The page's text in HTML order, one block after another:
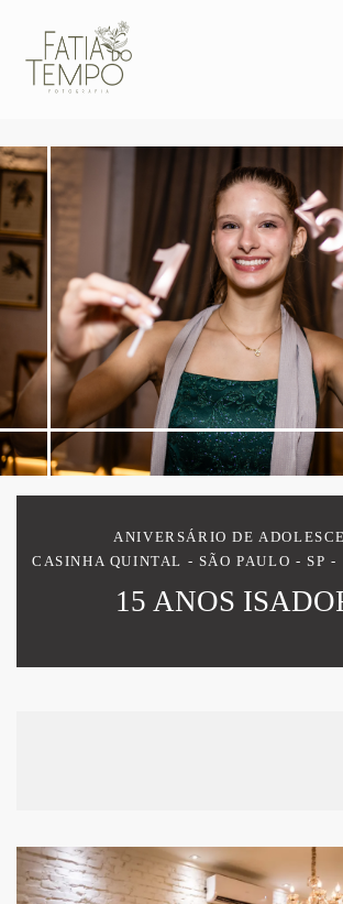
ANIVERSÁRIO DE
CASINHA QUINTAL - SÃO PAULO - SP
15 ANOS